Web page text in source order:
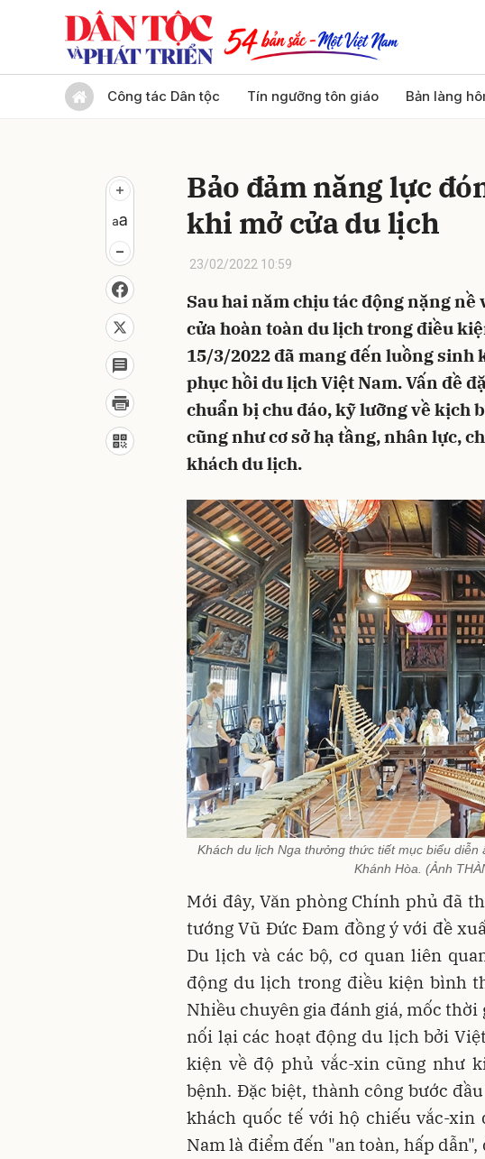
Công tác Dân tộc Tín ngưỡng tôn giáo Bản làng
Bảo đảm năng lực
khi mở cửa du lịch
23/02/2022 10:59
Sau hai năm chịu tác động nặng
cửa hoàn toàn du lịch trong điều
15/3/2022 đã mang đến luồng sinh
phục hồi du lịch Việt Nam. Vấn đề
chuẩn bị chu đáo, kỹ lưỡng về kịch
cũng như cơ sở hạ tầng, nhân lực,
khách du lịch.
Khách du lịch Nga thưởng thức tiết mục biểu
Khánh Hòa. (Ảnh
Mới đây, Văn phòng Chính phủ đã
tướng Vũ Đức Đam đồng ý với đề
Du lịch và các bộ, cơ quan liên
động du lịch trong điều kiện bình
Nhiều chuyên gia đánh giá, mốc
nối lại các hoạt động du lịch bởi
kiện về độ phủ vắc-xin cũng như
bệnh. Đặc biệt, thành công bước
khách quốc tế với hộ chiếu vắc-
Nam là điểm đến "an toàn, hấp
Gửi bình luận